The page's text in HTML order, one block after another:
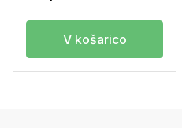
V košarico